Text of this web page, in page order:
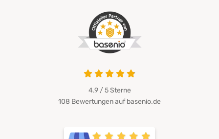
4.9 / 5Sterne
108 Bewertungen auf basenio.de